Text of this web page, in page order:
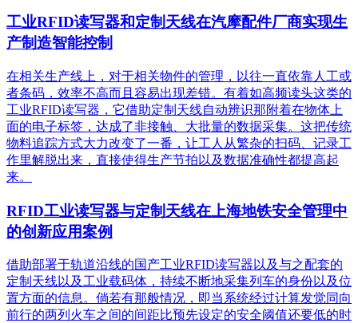
工业RFID读写器和定制天线在汽摩配件厂商实现生
产制造智能控制
在相关生产线上，对于相关物件的管理，以往一直依靠人工或
者条码，效率不高而且容易出现差错。有着如高频读头这类的
工业RFID读写器，它借助定制天线自动辨识那附着在物体上
面的电子标签，达成了非接触、大批量的数据采集。这把传统
物料追踪方式大力改变了一番，让工人从繁杂的扫码、记录工
作里解脱出来，直接使得生产节拍以及数据准确性都提高起
来。
RFID工业读写器与定制天线在上海地铁安全管理中
的创新应用案例
借助部署于轨道沿线的国产工业RFID读写器以及与之配套的
定制天线以及工业载码体，持续不断地采集列车的身份以及位
置方面的信息。倘若有那般情况，即当系统经过计算发觉同向
前行的两列火车之间的间距比预先设定的安全阈值还要低的时